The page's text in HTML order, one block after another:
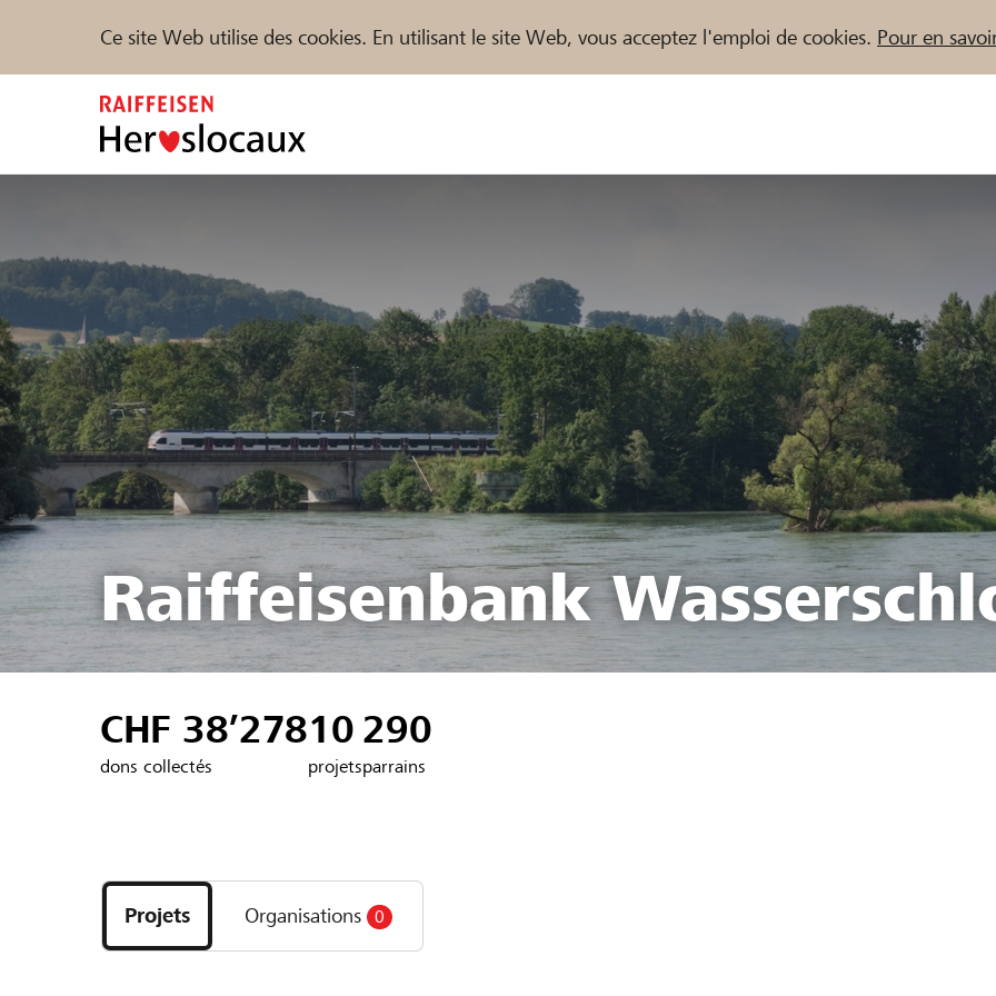
Ce site Web utilise des cookies. En utilisant le site Web, vous acceptez l'emploi de cookies. Pour en
Trouvez des projets et des organisations
DE FR IT
Raiffeisenbank
CHF 38’278
dons collectés
10
projets
290
parrains
les
projets
et
Projets Organisations 0